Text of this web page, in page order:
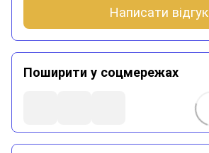
Написати відгук
Поширити у соцмережах